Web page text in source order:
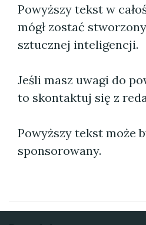
Powyższy tekst w
mógł zostać
sztucznej inteligencji.
Jeśli masz uwagi do
to skontaktuj się z
Powyższy tekst może
sponsorowany.